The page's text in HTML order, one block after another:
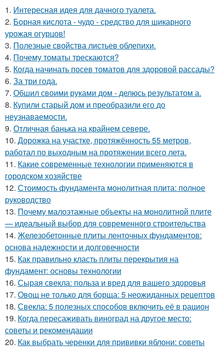
1. Интересная идея для дачного туалета.
2. Борная кислота - чудо - средство для шикарного
урожая огурцов!
3. Полезные свойства листьев облепихи.
4. Почему томаты трескаются?
5. Когда начинать посев томатов для здоровой рассады?
6. За три года.
7. Обшил своими руками дом - делюсь результатом а.
8. Купили старый дом и преобразили его до
неузнаваемости.
9. Отличная банька на крайнем севере.
10. Дорожка на участке, протяжённость 55 метров,
работал по выходным на протяжении всего лета.
11. Какие современные технологии применяются в
городском хозяйстве
12. Стоимость фундамента монолитная плита: полное
руководство
13. Почему малоэтажные объекты на монолитной плите
— идеальный выбор для современного строительства
14. Железобетонные плиты ленточных фундаментов:
основа надежности и долговечности
15. Как правильно класть плиты перекрытия на
фундамент: основы технологии
16. Сырая свекла: польза и вред для вашего здоровья
17. Овощ не только для борща: 5 неожиданных рецептов
18. Свекла: 5 полезных способов включить её в рацион
19. Когда пересаживать виноград на другое место:
советы и рекомендации
20. Как выбрать черенки для прививки яблони: советы